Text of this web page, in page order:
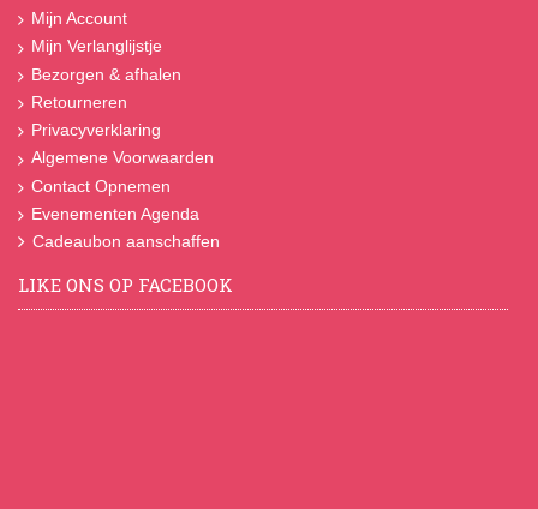
Mijn Account
Mijn Verlanglijstje
Bezorgen & afhalen
Retourneren
Privacyverklaring
Algemene Voorwaarden
Contact Opnemen
Evenementen Agenda
Cadeaubon aanschaffen
LIKE ONS OP FACEBOOK